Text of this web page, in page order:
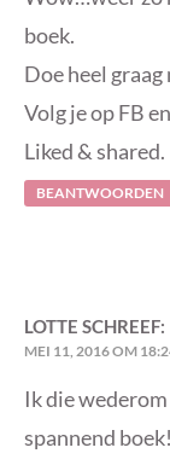
boek.
Doe heel graag
Volg je op FB
Liked & shared.
BEANTWOORDEN
LOTTE SCHREEF:
MEI 11, 2016 OM
Ik die
spannend boek!